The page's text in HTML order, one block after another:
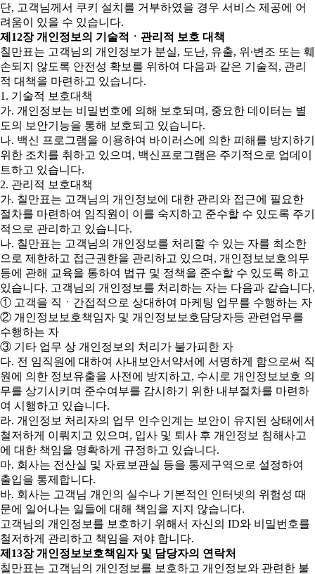
단, 고객님께서 쿠키 설치를 거부하였을 경우 서비스 제공에 어
려움이 있을 수 있습니다.
제12장 개인정보의 기술적ㆍ관리적 보호 대책
칠만표는 고객님의 개인정보가 분실, 도난, 유출, 위∙변조 또는 훼
손되지 않도록 안전성 확보를 위하여 다음과 같은 기술적, 관리
적 대책을 마련하고 있습니다.
1. 기술적 보호대책
가. 개인정보는 비밀번호에 의해 보호되며, 중요한 데이터는 별
도의 보안기능을 통해 보호되고 있습니다.
나. 백신 프로그램을 이용하여 바이러스에 의한 피해를 방지하기
위한 조치를 취하고 있으며, 백신프로그램은 주기적으로 업데이
트하고 있습니다.
2. 관리적 보호대책
가. 칠만표는 고객님의 개인정보에 대한 관리와 접근에 필요한
절차를 마련하여 임직원이 이를 숙지하고 준수할 수 있도록 주기
적으로 관리하고 있습니다.
나. 칠만표는 고객님의 개인정보를 처리할 수 있는 자를 최소한
으로 제한하고 접근권한을 관리하고 있으며, 개인정보보호의무
등에 관해 교육을 통하여 법규 및 정책을 준수할 수 있도록 하고
있습니다. 고객님의 개인정보를 처리하는 자는 다음과 같습니다.
① 고객을 직ㆍ간접적으로 상대하여 마케팅 업무를 수행하는 자
② 개인정보보호책임자 및 개인정보보호담당자등 관련업무를
수행하는 자
③ 기타 업무 상 개인정보의 처리가 불가피한 자
다. 전 임직원에 대하여 사내보안서약서에 서명하게 함으로써 직
원에 의한 정보유출을 사전에 방지하고, 수시로 개인정보보호 의
무를 상기시키며 준수여부를 감시하기 위한 내부절차를 마련하
여 시행하고 있습니다.
라. 개인정보 처리자의 업무 인수인계는 보안이 유지된 상태에서
철저하게 이뤄지고 있으며, 입사 및 퇴사 후 개인정보 침해사고
에 대한 책임을 명확하게 규정하고 있습니다.
마. 회사는 전산실 및 자료보관실 등을 통제구역으로 설정하여
출입을 통제합니다.
바. 회사는 고객님 개인의 실수나 기본적인 인터넷의 위험성 때
문에 일어나는 일들에 대해 책임을 지지 않습니다.
고객님의 개인정보를 보호하기 위해서 자신의 ID와 비밀번호를
철저하게 관리하고 책임을 져야 합니다.
제13장 개인정보보호책임자 및 담당자의 연락처
칠만표는 고객님의 개인정보를 보호하고 개인정보와 관련한 불